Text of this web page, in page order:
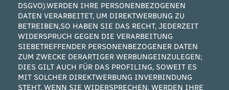
DSGVO).WERDEN IHRE PERSONENBEZOGENEN
DATEN VERARBEITET, UM DIREKTWERBUNG ZU
BETREIBEN,SO HABEN SIE DAS RECHT, JEDERZEIT
WIDERSPRUCH GEGEN DIE VERARBEITUNG
SIEBETREFFENDER PERSONENBEZOGENER DATEN
ZUM ZWECKE DERARTIGER WERBUNGEINZULEGEN;
DIES GILT AUCH FÜR DAS PROFILING, SOWEIT ES
MIT SOLCHER DIREKTWERBUNG INVERBINDUNG
STEHT. WENN SIE WIDERSPRECHEN, WERDEN IHRE